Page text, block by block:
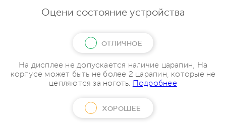
Оцени состояние устройства
ОТЛИЧНОЕ
На дисплее не допускается наличие царапин, На
корпусе может быть не более 2 царапин, которые не
цепляются за ноготь. Подробнее
ХОРОШЕЕ